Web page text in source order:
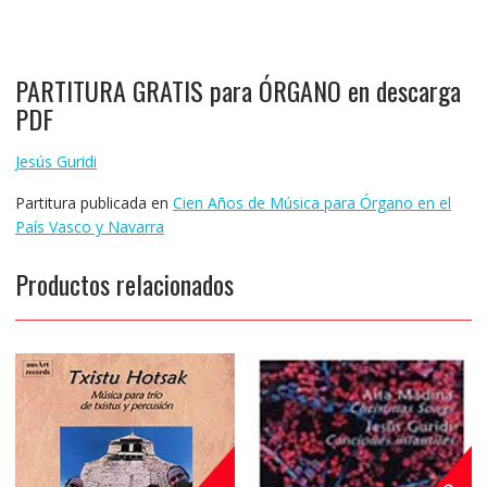
PARTITURA GRATIS para ÓRGANO en descarga
PDF
Jesús Guridi
Partitura publicada en Cien Años de Música para Órgano en el
País Vasco y Navarra
Productos relacionados